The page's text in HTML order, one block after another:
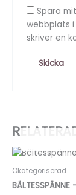
Spara
webbplats
skriver en
Okategoriserad
BÄLTESSPÄNNE
Det
priset
var:
129,00 kr.